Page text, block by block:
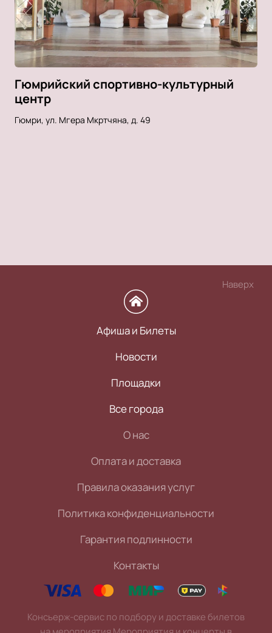
Гюмрийский спортивно-культурный
центр
Гюмри, ул. Мгера Мкртчяна, д. 49
Наверх
Афиша и Билеты
Новости
Площадки
Все города
О нас
Оплата и доставка
Правила оказания услуг
Политика конфиденциальности
Гарантия подлинности
Контакты
Консьерж-сервис по подбору и доставке билетов